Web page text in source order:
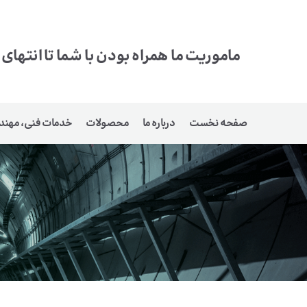
ماموریت ما همراه بودن با شما تا
صفحه نخست درباره ما محصولات خدمات فنی،